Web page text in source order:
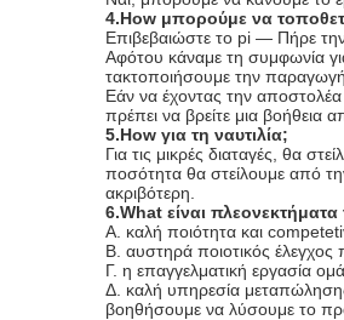
4.How μπορούμε να
Επιβεβαιώστε το pi — Πήρε
Αφότου κάναμε τη συμφωνία
τακτοποιήσουμε την
Εάν να έχοντας την
πρέπει να βρείτε μια βοήθεια
5.How για τη ναυτιλία;
Για τις μικρές διαταγές, θα
ποσότητα θα στείλουμε από
ακριβότερη.
6.What είναι
Α. καλή ποιότητα και
Β. αυστηρά ποιοτικός έλεγχος
Γ. η επαγγελματική εργασία
Δ. καλή υπηρεσία
βοηθήσουμε να λύσουμε το